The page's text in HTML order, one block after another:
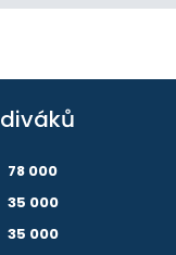
diváků
78 000
35 000
35 000